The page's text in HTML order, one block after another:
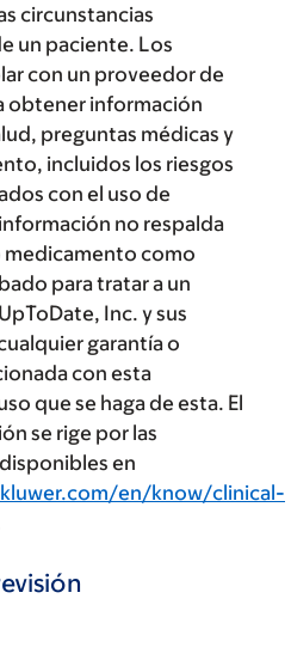
circunstancias
un paciente. Los
con un proveedor de
obtener información
preguntas médicas y
incluidos los riesgos
con el uso de
no respalda
como
para tratar a un
Inc. y sus
garantía o
con esta
que se haga de esta. El
se rige por las
en
en/know/clinical-